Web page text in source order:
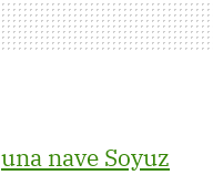
una nave Soyuz